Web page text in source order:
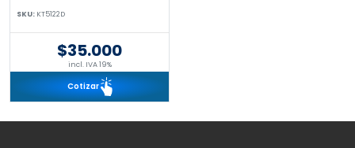
SKU: KT5122D
$35.000
incl. IVA 19%
Cotizar